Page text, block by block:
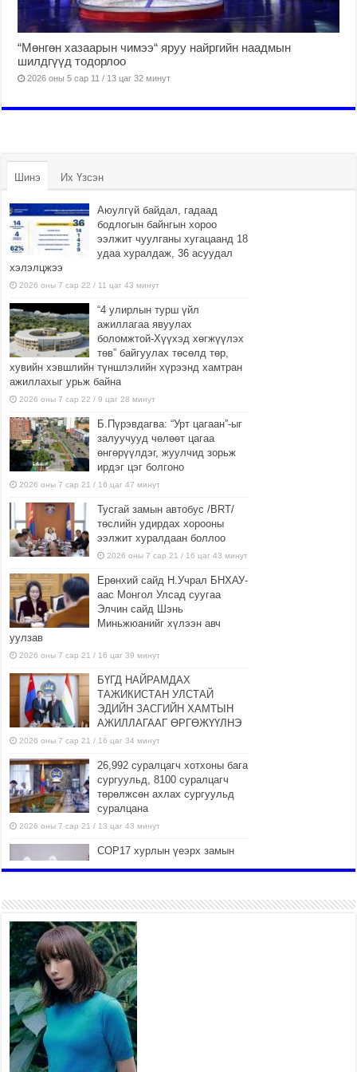
“Мөнгөн хазаарын чимээ“ яруу найргийн наадмын
шилдгүүд тодорлоо
2026 оны 5 сар 11 / 13 цаг 32 минут
Шинэ Их Үзсэн
Аюулгүй байдал, гадаад
бодлогын байнгын хороо
ээлжит чуулганы хугацаанд 18
удаа хуралдаж, 36 асуудал
хэлэлцжээ
2026 оны 7 сар 22 / 11 цаг 43 минут
“4 улирлын турш үйл
ажиллагаа явуулах
боломжтой-Хүүхэд хөгжүүлэх
төв” байгуулах төсөлд төр,
хувийн хэвшлийн түншлэлийн хүрээнд хамтран
ажиллахыг урьж байна
2026 оны 7 сар 22 / 9 цаг 28 минут
Б.Пүрэвдагва: “Урт цагаан”-ыг
залуучууд чөлөөт цагаа
өнгөрүүлдэг, жуулчид зорьж
ирдэг цэг болгоно
2026 оны 7 сар 21 / 16 цаг 47 минут
Тусгай замын автобус /BRT/
төслийн удирдах хорооны
ээлжит хуралдаан боллоо
2026 оны 7 сар 21 / 16 цаг 43 минут
Ерөнхий сайд Н.Учрал БНХАУ-
аас Монгол Улсад суугаа
Элчин сайд Шэнь
Миньжюанийг хүлээн авч
уулзав
2026 оны 7 сар 21 / 16 цаг 39 минут
БҮГД НАЙРАМДАХ
ТАЖИКИСТАН УЛСТАЙ
ЭДИЙН ЗАСГИЙН ХАМТЫН
АЖИЛЛАГААГ ӨРГӨЖҮҮЛНЭ
2026 оны 7 сар 21 / 16 цаг 34 минут
26,992 суралцагч хотхоны бага
сургуульд, 8100 суралцагч
төрөлжсөн ахлах сургуульд
суралцана
2026 оны 7 сар 21 / 13 цаг 43 минут
COP17 хурлын үеэрх замын
төвийн ажиллах хуваарийг гаргаж, иргэдэд
мэдээлэхийг үүрэг болголоо
2026 оны 7 сар 21 / 11 цаг 59 минут
Гэр бүлийн хэрэг шүүхэд
хянан шийдвэрлэх тухай
хуулиар хүүхдийн дээд ашиг
сонирхлыг нэн тэргүүнд
хангахыг баталгаажууллаа
2026 оны 7 сар 21 / 11 цаг 42 минут
Б.Пүрэвдагва: “Туул-1”